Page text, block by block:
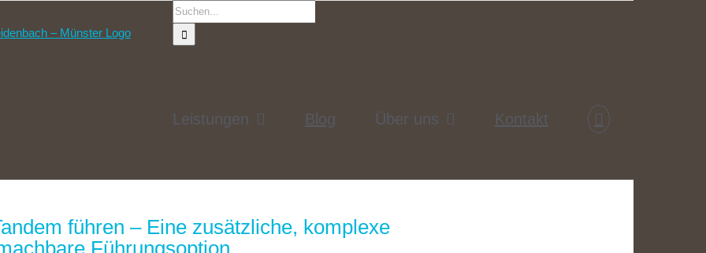
Suche
nach:
Leistungen Blog Über uns Kontakt
führen – Eine zusätzliche, komplexe